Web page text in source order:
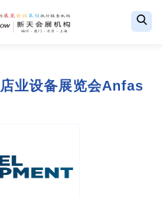
业设备展览会Anfas